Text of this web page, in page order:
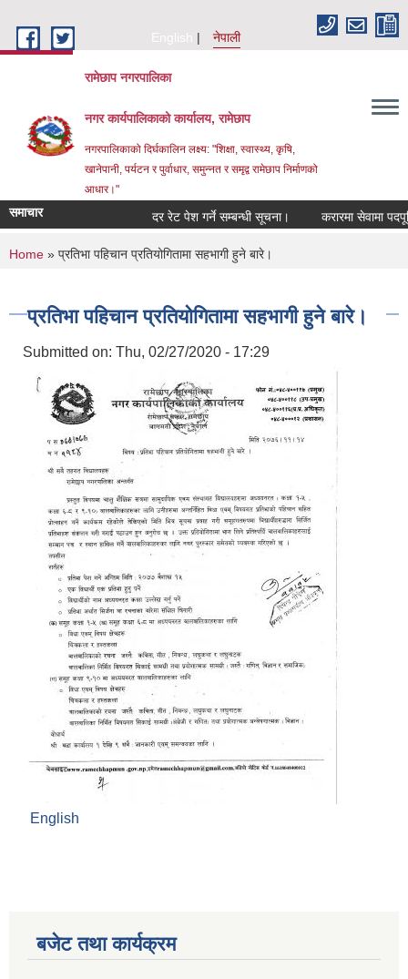
English
नेपाली
रामेछाप नगरपालिका
नगर कार्यपालिकाको कार्यालय, रामेछाप
नगरपालिकाको दिर्घकालिन लक्ष्य: "शिक्षा, स्वास्थ्य, कृषि,
खानेपानी, पर्यटन र पुर्वाधार, समुन्नत र समृद्व रामेछाप निर्माणको
आधार।"
समाचार दर रेट पेश गर्ने सम्बन्धी सूचना। करारमा सेवामा पदपूर्ति
You are here
Home » प्रतिभा पहिचान प्रतियोगितामा सहभागी हुने बारे।
प्रतिभा पहिचान प्रतियोगितामा सहभागी हुने बारे।
Submitted on: Thu, 02/27/2020 - 17:29
English
बजेट तथा कार्यक्रम